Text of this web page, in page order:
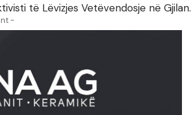
të Lëvizjes Vetëvendosje në Gjilan.
-